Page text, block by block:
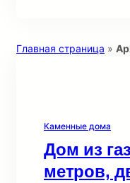
Главная страница »
Каменные дома
Дом из
метров,